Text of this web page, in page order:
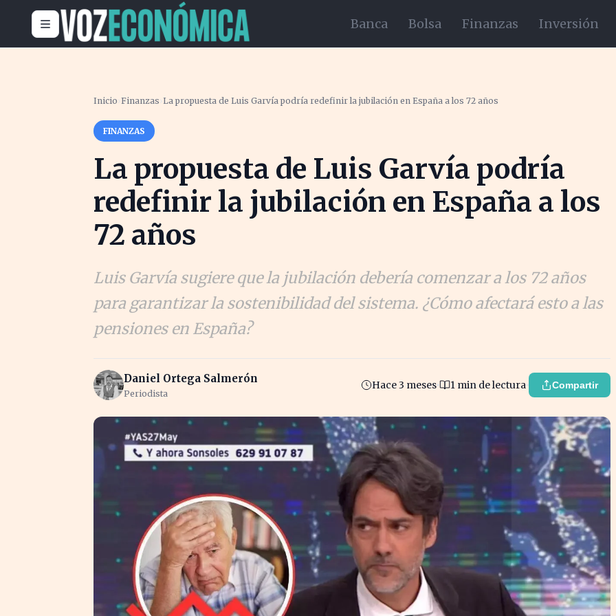
Banca Bolsa Finanzas Inversión
Inicio ›Finanzas ›La propuesta de Luis Garvía podría redefinir la jubilación en España a los 72 años
FINANZAS
La propuesta de Luis Garvía podría
redefinir la jubilación en España a los
72 años
Luis Garvía sugiere que la jubilación debería comenzar a los 72 años
para garantizar la sostenibilidad del sistema. ¿Cómo afectará esto a las
pensiones en España?
Daniel Ortega Salmerón
Periodista
Hace 3 meses 1 min de lectura Compartir